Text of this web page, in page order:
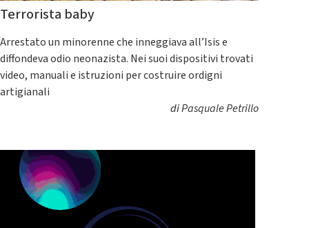
Terrorista baby
Arrestato un minorenne che inneggiava all’Isis e
diffondeva odio neonazista. Nei suoi dispositivi trovati
video, manuali e istruzioni per costruire ordigni
artigianali
diPasquale Petrillo